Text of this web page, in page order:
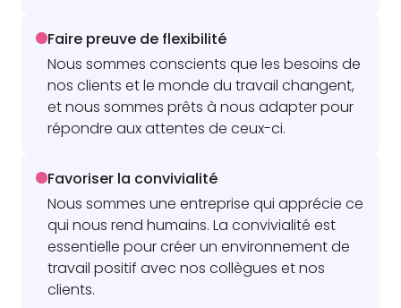
Faire preuve de flexibilité
Nous sommes conscients que les besoins de
nos clients et le monde du travail changent,
et nous sommes prêts à nous adapter pour
répondre aux attentes de ceux-ci.
Favoriser la convivialité
Nous sommes une entreprise qui apprécie ce
qui nous rend humains. La convivialité est
essentielle pour créer un environnement de
travail positif avec nos collègues et nos
clients.